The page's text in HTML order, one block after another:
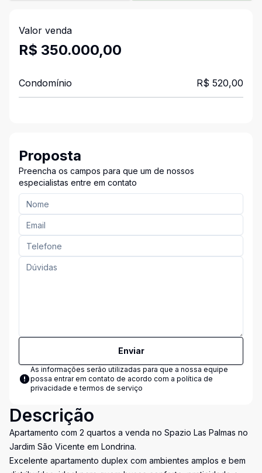
Valor venda
R$ 350.000,00
Condomínio R$ 520,00
Proposta
Preencha os campos para que um de nossos
especialistas entre em contato
Enviar
As informações serão utilizadas para que a nossa equipe
possa entrar em contato de acordo com a política de
privacidade e termos de serviço
Descrição
Apartamento com 2 quartos a venda no Spazio Las Palmas no
Jardim São Vicente em Londrina.
Excelente apartamento duplex com ambientes amplos e bem